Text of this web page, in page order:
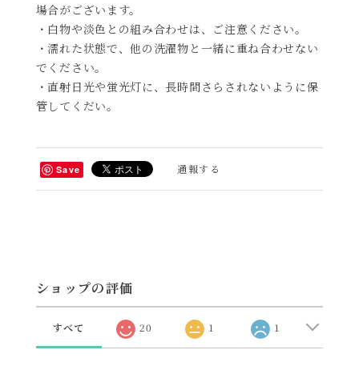
場合がございます。
・白物や淡色との組み合わせは、ご注意ください。
・濡れた状態で、他の洗濯物と一緒に重ね合わせない
でください。
・直射日光や蛍光灯に、長時間さらされないように保
管してくだい。
Save 通報する
ショップの評価
すべて 20 1 1